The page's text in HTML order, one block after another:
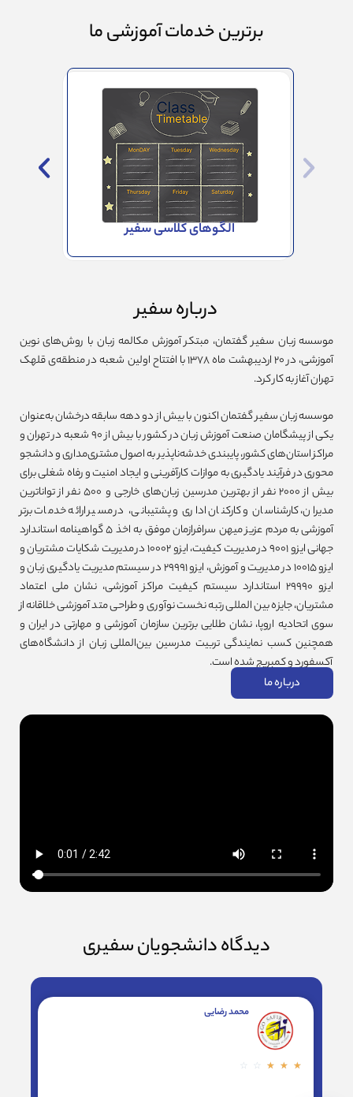
برترین خدمات آموزشی ما
الگوهای کلاسی سفیر
درباره سفیر
موسسه زبان سفیر گفتمان، مبتکر آموزش مکالمه زبان با روش‌های نوین
آموزشی، در ۲۰ اردیبهشت ماه ۱۳۷۸ با افتتاح اولین شعبه در منطقه‌ی قلهک
تهران آغاز به کار کرد.
موسسه زبان سفیر گفتمان اکنون با بیش از دو دهه سابقه‌ درخشان به‌عنوان
یکی از پیشگامان صنعت آموزش زبان در کشور با بیش از ۹۰ شعبه در تهران و
مراکز استان‌های کشور، پایبندی خدشه‌ناپذیر به اصول مشتری‌مداری و دانشجو
محوری در فرآیند یادگیری به موازات کارآفرینی و ایجاد امنیت و رفاه شغلی برای
بیش از ۲۰۰۰ نفر از بهترین مدرسین زبان‌های خارجی و ۵۰۰ نفر از تواناترین
مدیران، کارشناسان و کارکنان اداری و پشتیبانی، در مسیر ارائه‌ خدمات برتر
آموزشی به مردم عزیز میهن سرافرازمان موفق به اخذ ۵ گواهینامه استاندارد
جهانی ایزو ۹۰۰۱ در مدیریت کیفیت، ایزو ۱۰۰۰۲ در مدیریت شکایات مشتریان و
ایزو ۱۰۰۱۵ در مدیریت و آموزش، ایزو ۲۹۹۹۱ در سیستم مدیریت یادگیری زبان و
ایزو ۲۹۹۹۰ استاندارد سیستم کیفیت مراکز آموزشی، نشان ملی اعتماد
مشتریان، جایزه بین المللی رتبه نخست نوآوری و طراحی متد آموزشی خلاقانه از
سوی اتحادیه اروپا، نشان طلایی برترین سازمان آموزشی و مهارتی در ایران و
همچنین کسب نمایندگی تربیت مدرسین بین‌المللی زبان از دانشگاه‌های
آکسفورد و کمبریج شده است.
درباره ما
دیدگاه دانشجویان سفیری
محمد رضایی
☆
☆
☆
☆